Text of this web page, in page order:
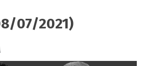
07/2021)